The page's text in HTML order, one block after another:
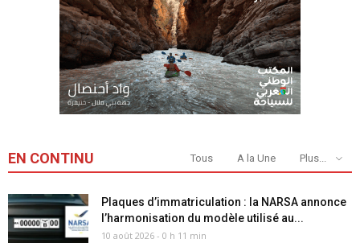
EN CONTINU Tous A la Une Plus...
Plaques d’immatriculation : la NARSA annonce
l’harmonisation du modèle utilisé au...
10 août 2026 - 0 h 11 min